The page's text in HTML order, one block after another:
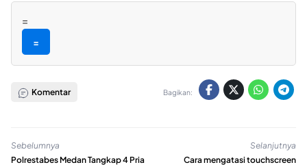
=
=
Komentar Bagikan:
Sebelumnya
Polrestabes Medan Tangkap 4 Pria
Selanjutnya
Cara mengatasi touchscreen